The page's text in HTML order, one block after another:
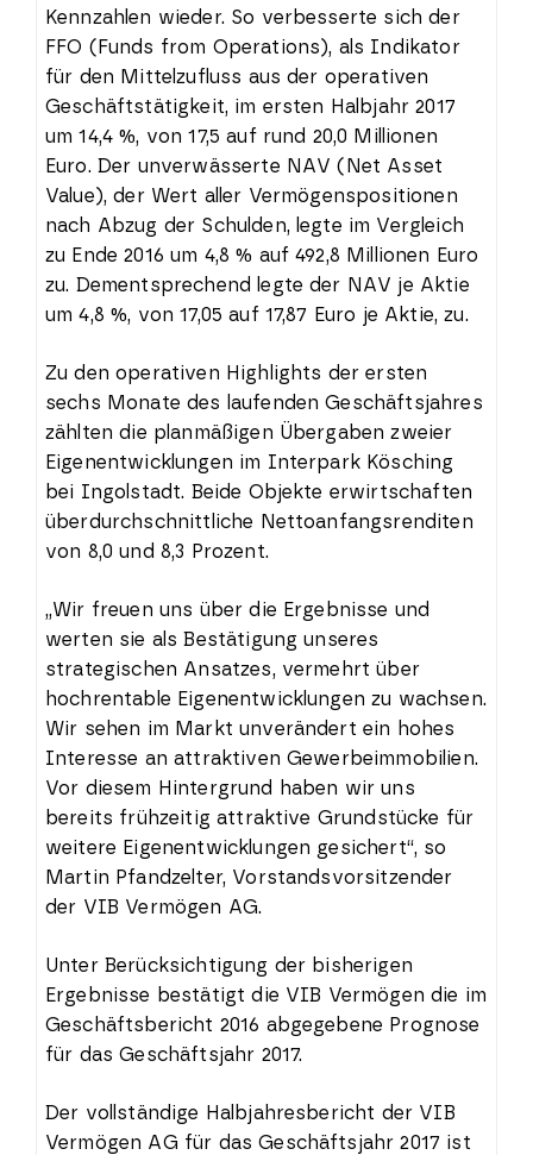
Kennzahlen wieder. So verbesserte sich der
FFO (Funds from Operations), als Indikator
für den Mittelzufluss aus der operativen
Geschäftstätigkeit, im ersten Halbjahr 2017
um 14,4 %, von 17,5 auf rund 20,0 Millionen
Euro. Der unverwässerte NAV (Net Asset
Value), der Wert aller Vermögenspositionen
nach Abzug der Schulden, legte im Vergleich
zu Ende 2016 um 4,8 % auf 492,8 Millionen Euro
zu. Dementsprechend legte der NAV je Aktie
um 4,8 %, von 17,05 auf 17,87 Euro je Aktie, zu.
Zu den operativen Highlights der ersten
sechs Monate des laufenden Geschäftsjahres
zählten die planmäßigen Übergaben zweier
Eigenentwicklungen im Interpark Kösching
bei Ingolstadt. Beide Objekte erwirtschaften
überdurchschnittliche Nettoanfangsrenditen
von 8,0 und 8,3 Prozent.
„Wir freuen uns über die Ergebnisse und
werten sie als Bestätigung unseres
strategischen Ansatzes, vermehrt über
hochrentable Eigenentwicklungen zu wachsen.
Wir sehen im Markt unverändert ein hohes
Interesse an attraktiven Gewerbeimmobilien.
Vor diesem Hintergrund haben wir uns
bereits frühzeitig attraktive Grundstücke für
weitere Eigenentwicklungen gesichert“, so
Martin Pfandzelter, Vorstandsvorsitzender
der VIB Vermögen AG.
Unter Berücksichtigung der bisherigen
Ergebnisse bestätigt die VIB Vermögen die im
Geschäftsbericht 2016 abgegebene Prognose
für das Geschäftsjahr 2017.
Der vollständige Halbjahresbericht der VIB
Vermögen AG für das Geschäftsjahr 2017 ist